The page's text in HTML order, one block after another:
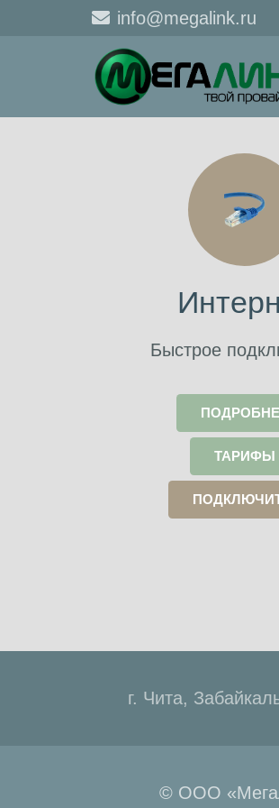
info@megalink.ru
Быстрое
ТАРИФЫ
г. Чита,
© ООО